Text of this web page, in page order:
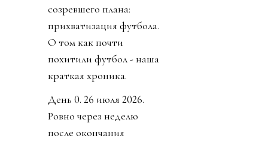
созревшего плана:
прихватизация футбола.
О том как почти
похитили футбол - наша
краткая хроника.
День 0. 26 июля 2026.
Ровно через неделю
после окончания